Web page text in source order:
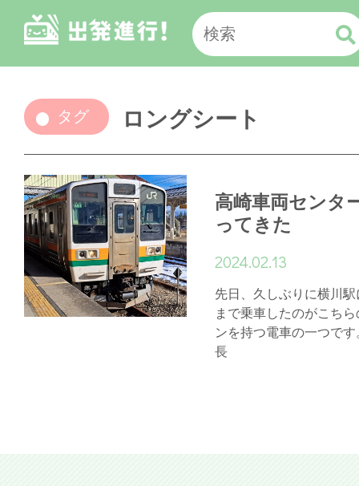
タグ ロングシート
高崎車両センタ
ってきた
2024.02.13
先日、久しぶりに横川
まで乗車したのがこち
ンを持つ電車の一つで
長